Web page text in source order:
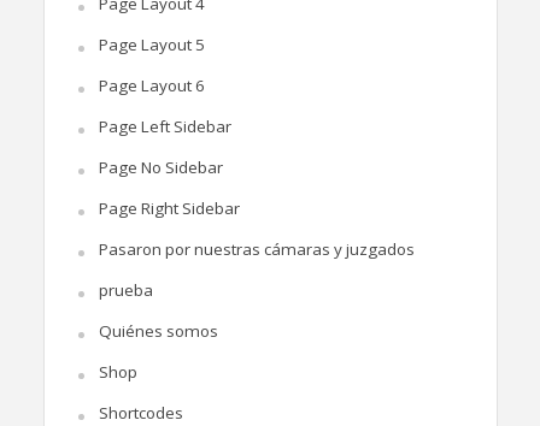
Page Layout 5
Page Layout 6
Page Left Sidebar
Page No Sidebar
Page Right Sidebar
Pasaron por nuestras cámaras y juzgados
prueba
Quiénes somos
Shop
Shortcodes